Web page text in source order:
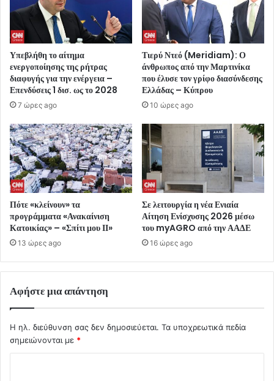
Υπεβλήθη το αίτημα
ενεργοποίησης της ρήτρας
διαφυγής για την ενέργεια –
Επενδύσεις 1 δισ. ως το 2028
7 ώρες ago
Τιερύ Ντεό (Meridiam): Ο
άνθρωπος από την Μαρτινίκα
που έλυσε τον γρίφο διασύνδεσης
Ελλάδας – Κύπρου
10 ώρες ago
Πότε «κλείνουν» τα
προγράμματα «Ανακαίνιση
Κατοικίας» – «Σπίτι μου ΙΙ»
13 ώρες ago
Σε λειτουργία η νέα Ενιαία
Αίτηση Ενίσχυσης 2026 μέσω
του myAGRO από την ΑΑΔΕ
16 ώρες ago
Αφήστε μια απάντηση
Η ηλ. διεύθυνση σας δεν δημοσιεύεται. Τα υποχρεωτικά πεδία
σημειώνονται με *